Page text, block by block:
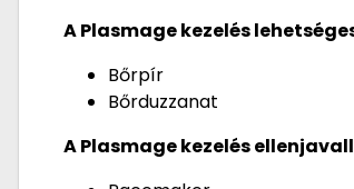
A Plasmage kezelés
Bőrpír
Bőrduzzanat
A Plasmage kezelés